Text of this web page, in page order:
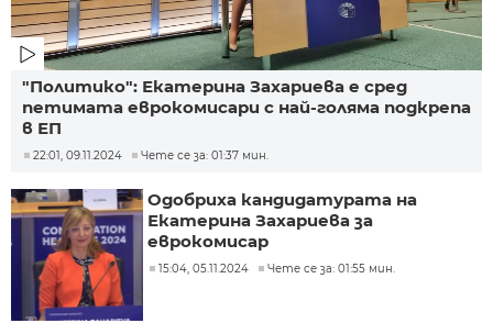
"Политико": Екатерина Захариева е сред
петимата еврокомисари с най-голяма подкрепа
в ЕП
22:01, 09.11.2024 Чете се за: 01:37 мин.
Одобриха кандидатурата на
Екатерина Захариева за
еврокомисар
15:04, 05.11.2024 Чете се за: 01:55 мин.